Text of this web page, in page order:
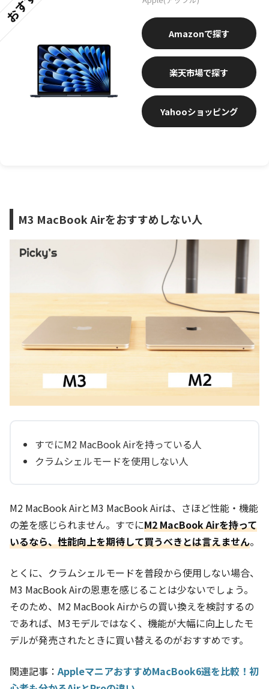
楽天市場
Amazon
Yahooショッピング
M3 MacBook Airをおすすめしない人
すでにM2 MacBook Airを持っている人
クラムシェルモードを使用しない人
M2 MacBook AirとM3 MacBook Airは、さほど性能・機能
の差を感じられません。すでにM2 MacBook Airを持って
いるなら、性能向上を期待して買うべきとは言えません。
とくに、クラムシェルモードを普段から使用しない場合、
M3 MacBook Airの恩恵を感じることは少ないでしょう。
そのため、M2 MacBook Airからの買い換えを検討するの
であれば、M3モデルではなく、機能が大幅に向上したモ
デルが発売されたときに買い替えるのがおすすめです。
関連記事：AppleマニアおすすめMacBook6選を比較！初